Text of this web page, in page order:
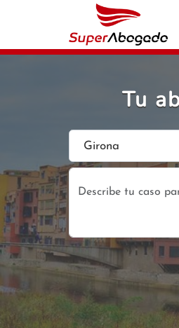
Tu
Girona